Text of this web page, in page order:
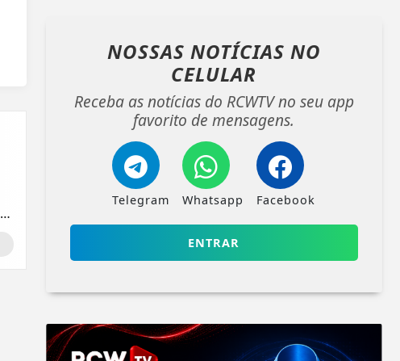
NOSSAS NOTÍCIAS NO
CELULAR
Receba as notícias do RCWTV no seu app
favorito de mensagens.
Telegram Whatsapp Facebook
ENTRAR